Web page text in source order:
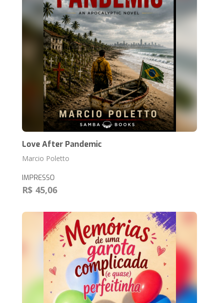
Love After Pandemic
Marcio Poletto
IMPRESSO
R$ 45,06